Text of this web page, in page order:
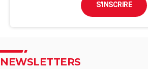
S'INSCRIRE
NEWSLETTERS